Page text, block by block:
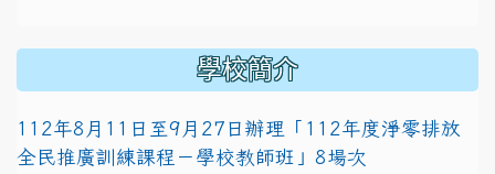
學校簡介
112年8月11日至9月27日辦理「112年度淨零排放
全民推廣訓練課程－學校教師班」8場次